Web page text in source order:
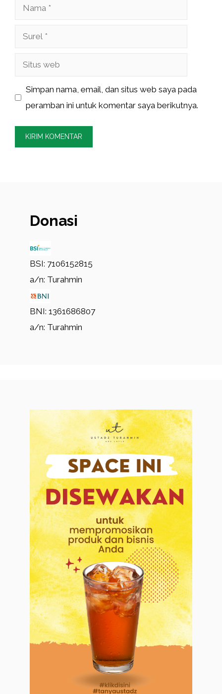
Nama
Surel
Situs
Simpan nama, email, dan situs web saya pada
peramban ini untuk komentar saya berikutnya.
Donasi
BSI: 7106152815
a/n: Turahmin
BNI: 1361686807
a/n: Turahmin